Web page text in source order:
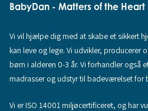
BabyDan - Matters of the Heart
Vi vil hjælpe dig med at skabe et sikkert
kan leve og lege. Vi udvikler, producerer
børn i alderen 0-3 år. Vi forhandler også
madrasser og udstyr til badeværelset for
Vi er ISO 14001 miljøcertificeret, og har